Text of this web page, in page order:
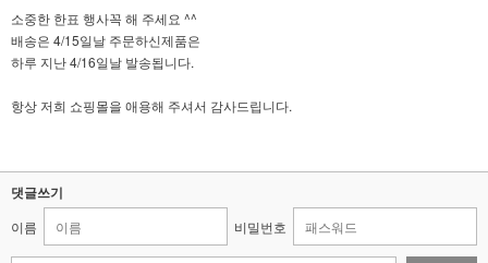
소중한 한표 행사꼭 해 주세요 ^^
배송은 4/15일날 주문하신제품은
하루 지난 4/16일날 발송됩니다.
항상 저희 쇼핑몰을 애용해 주셔서 감사드립니다.
댓글쓰기
이름 비밀번호